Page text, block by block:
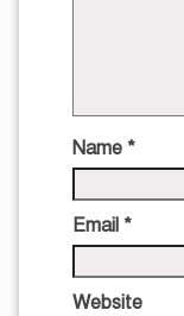
Name *
Email *
Website